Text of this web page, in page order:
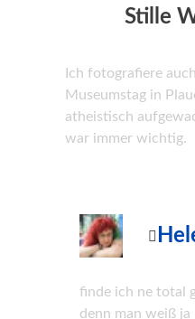
Stille
Ich fotografiere
Museumstag in
atheistisch
war immer wichtig.
finde ich ne total
denn man weiß